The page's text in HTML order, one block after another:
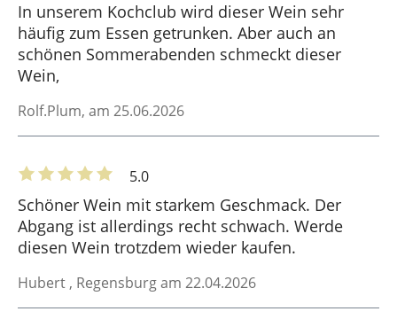
In unserem Kochclub wird dieser Wein sehr
häufig zum Essen getrunken. Aber auch an
schönen Sommerabenden schmeckt dieser
Wein,
Rolf.Plum, am 25.06.2026
5.0
Schöner Wein mit starkem Geschmack. Der
Abgang ist allerdings recht schwach. Werde
diesen Wein trotzdem wieder kaufen.
Hubert , Regensburg am 22.04.2026